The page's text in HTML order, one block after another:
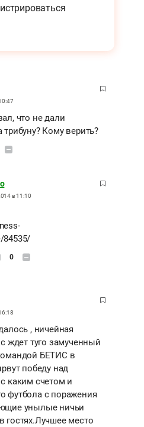
что не дали
Кому верить?
в 11:10
84535/
0
, ничейная
ждет туго замученный
БЕТИС в
победу над
каким счетом и
футбола с поражения
унылые ничьи
гостях.Лучшее место